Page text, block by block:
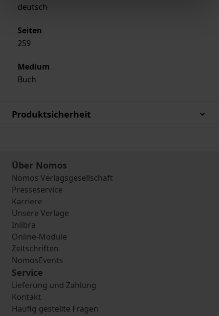
deutsch
Seiten
259
Medium
Buch
Produktsicherheit
Über Nomos
Nomos Verlagsgesellschaft
Presseservice
Karriere
Unsere Verlage
Inlibra
Online-Module
Zeitschriften
NomosEvents
Service
Lieferung und Zahlung
Kontakt
Häufig gestellte Fragen